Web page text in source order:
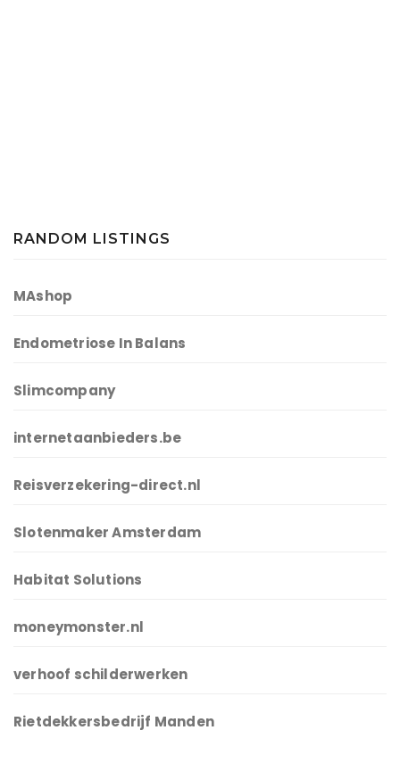
RANDOM LISTINGS
MAshop
Endometriose In Balans
Slimcompany
internetaanbieders.be
Reisverzekering-direct.nl
Slotenmaker Amsterdam
Habitat Solutions
moneymonster.nl
verhoof schilderwerken
Rietdekkersbedrijf Manden